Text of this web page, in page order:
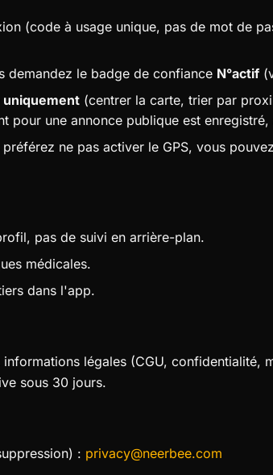
(code à usage unique, pas de mot de
demandez le badge de confiance N°actif
(centrer la carte, trier par
pour une annonce publique est
préférez ne pas activer le GPS, vous
pas de suivi en arrière-plan.
médicales.
dans l'app.
légales (CGU, confidentialité,
sous 30 jours.
: privacy@neerbee.com